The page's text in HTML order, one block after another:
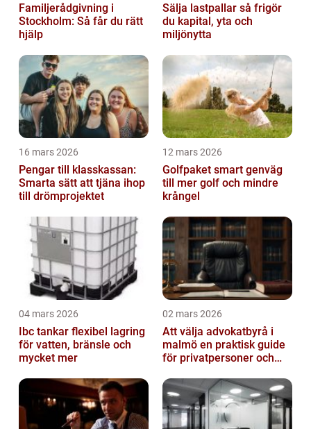
Familjerådgivning i
Stockholm: Så får du rätt
hjälp
Sälja lastpallar så frigör
du kapital, yta och
miljönytta
16 mars 2026
Pengar till klasskassan:
Smarta sätt att tjäna ihop
till drömprojektet
12 mars 2026
Golfpaket smart genväg
till mer golf och mindre
krångel
04 mars 2026
Ibc tankar flexibel lagring
för vatten, bränsle och
mycket mer
02 mars 2026
Att välja advokatbyrå i
malmö en praktisk guide
för privatpersoner och